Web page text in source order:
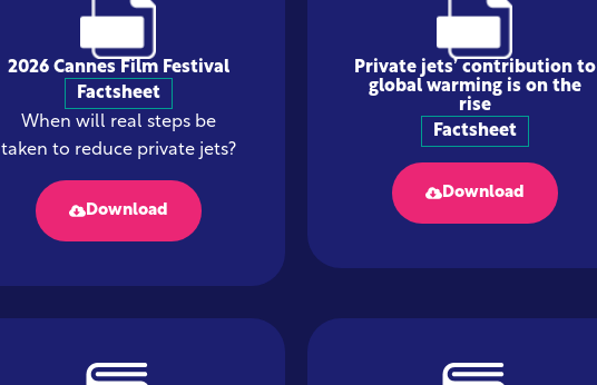
2026 Cannes Film Festival
Factsheet
When will real steps be
taken to reduce private jets?
Download
Private jets’ contribution to
global warming is on the
rise
Factsheet
Download